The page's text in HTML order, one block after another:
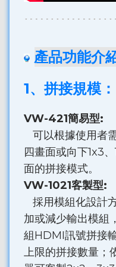
產品功能介
1、拼接規模：
VW-421簡易型:
可以根據使用者
四畫面或向下1x3
面的拼接模式。
VW-1021客製型:
採用模組化設計
加或減少輸出模組
組HDMI訊號拼接
上限的拼接數量；